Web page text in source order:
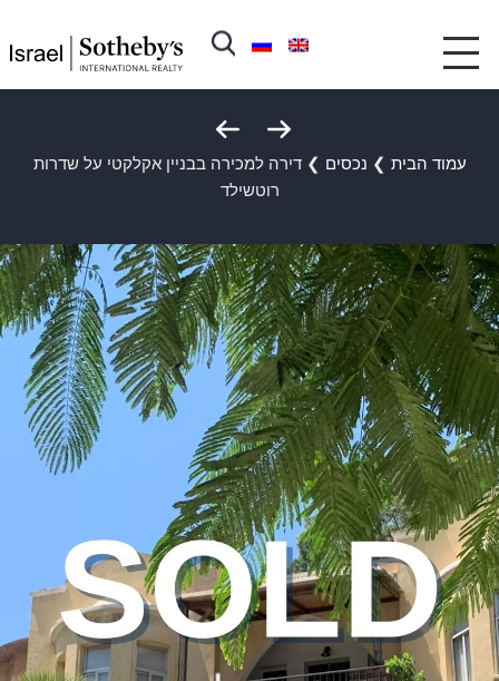
עמוד הבית ❯ נכסים ❯ דירה למכירה בבניין אקלקטי על שדרות
רוטשילד